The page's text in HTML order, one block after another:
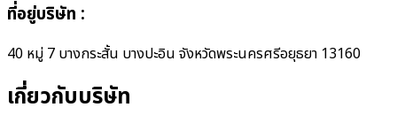
ที่อยู่บริษัท :
40 หมู่ 7 บางกระสั้น บางปะอิน จังหวัดพระนครศรีอยุธยา 13160
เกี่ยวกับบริษัท